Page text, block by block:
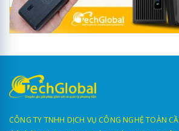
CÔNG TY TNHH DỊCH VỤ CÔNG NGHỆ TOÀN